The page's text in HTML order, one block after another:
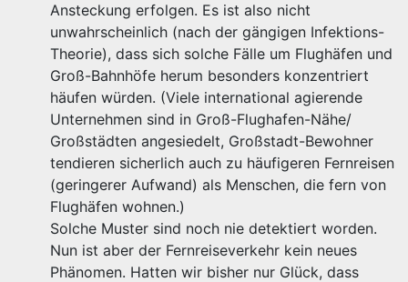
Ansteckung erfolgen. Es ist also nicht
unwahrscheinlich (nach der gängigen Infektions-
Theorie), dass sich solche Fälle um Flughäfen und
Groß-Bahnhöfe herum besonders konzentriert
häufen würden. (Viele international agierende
Unternehmen sind in Groß-Flughafen-Nähe/
Großstädten angesiedelt, Großstadt-Bewohner
tendieren sicherlich auch zu häufigeren Fernreisen
(geringerer Aufwand) als Menschen, die fern von
Flughäfen wohnen.)
Solche Muster sind noch nie detektiert worden.
Nun ist aber der Fernreiseverkehr kein neues
Phänomen. Hatten wir bisher nur Glück, dass